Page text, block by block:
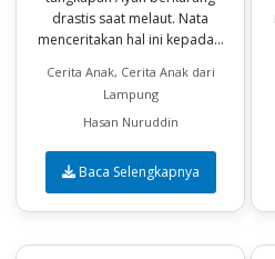
drastis saat melaut. Nata
menceritakan hal ini kepada...
Cerita Anak, Cerita Anak dari
Lampung
Hasan Nuruddin
Baca Selengkapnya